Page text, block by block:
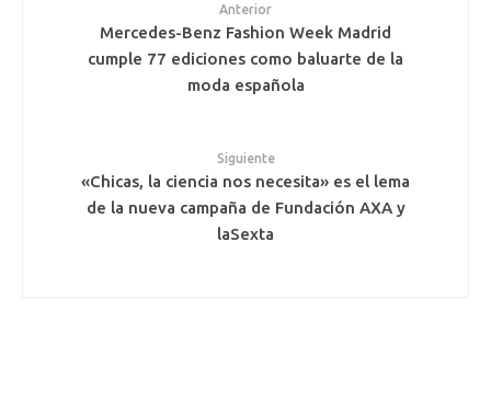
Anterior
Mercedes-Benz Fashion Week Madrid
cumple 77 ediciones como baluarte de la
moda española
Siguiente
«Chicas, la ciencia nos necesita» es el lema
de la nueva campaña de Fundación AXA y
laSexta